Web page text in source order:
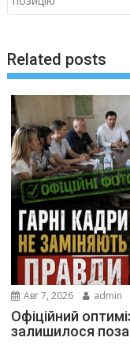
Related posts
Авг 7, 2026 admin
Офіційний
залишилося